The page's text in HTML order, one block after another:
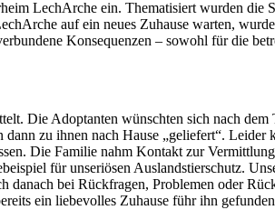
LechArche ein. Thematisiert wurden die
auf ein neues Zuhause warten,
Konsequenzen – sowohl für die
Die Adoptanten wünschten sich nach
zu ihnen nach Hause „geliefert“. Leider
Die Familie nahm Kontakt zur
für unseriösen Auslandstierschutz.
bei Rückfragen, Problemen oder
ein liebevolles Zuhause führ ihn